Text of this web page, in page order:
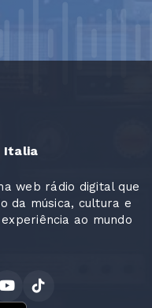
Italia
web rádio digital que
da música, cultura e
ao mundo